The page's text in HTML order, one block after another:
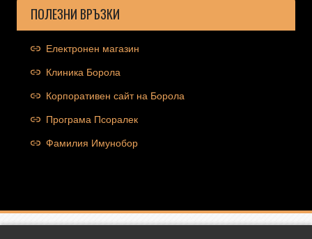
ПОЛЕЗНИ ВРЪЗКИ
Електронен магазин
Клиника Борола
Корпоративен сайт на Борола
Програма Псоралек
Фамилия Имунобор